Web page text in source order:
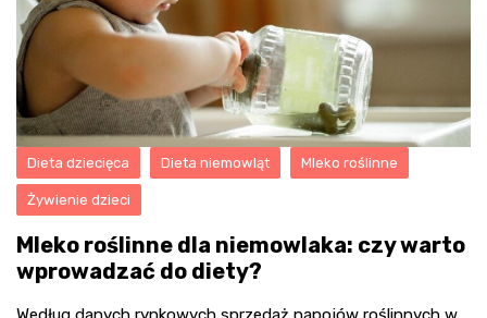
Dieta dziecięca Dieta niemowląt Mleko roślinne
Żywienie dzieci
Mleko roślinne dla niemowlaka: czy warto
wprowadzać do diety?